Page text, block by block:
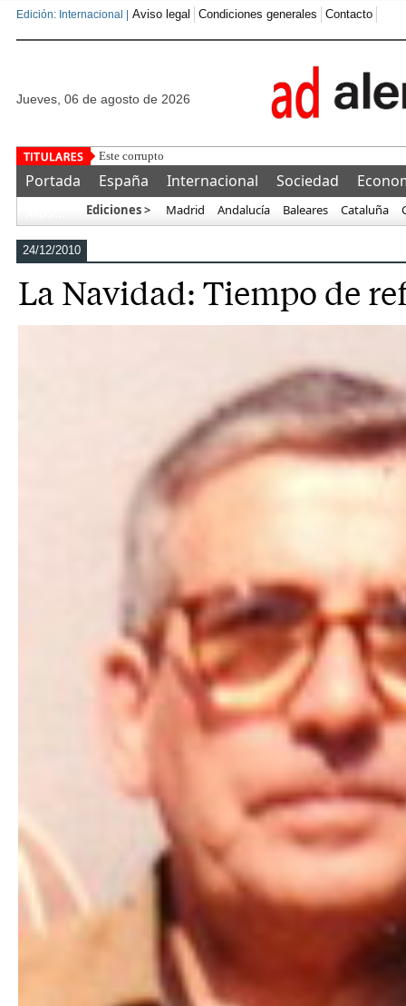
Edición: Internacional | Aviso legal Condiciones generales Contacto
jueves, 06 de agosto de 2026
Este corrupto traiciona a España y ofrece a Ma
Portada España Internacional Sociedad
Ediciones > Madrid Andalucía Baleares Cataluña
24/12/2010
La Navidad: Tiempo de